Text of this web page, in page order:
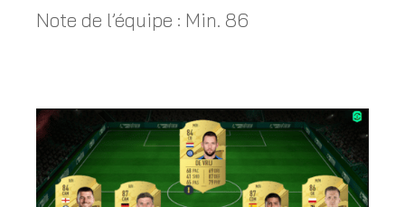
Note de l’équipe : Min. 86